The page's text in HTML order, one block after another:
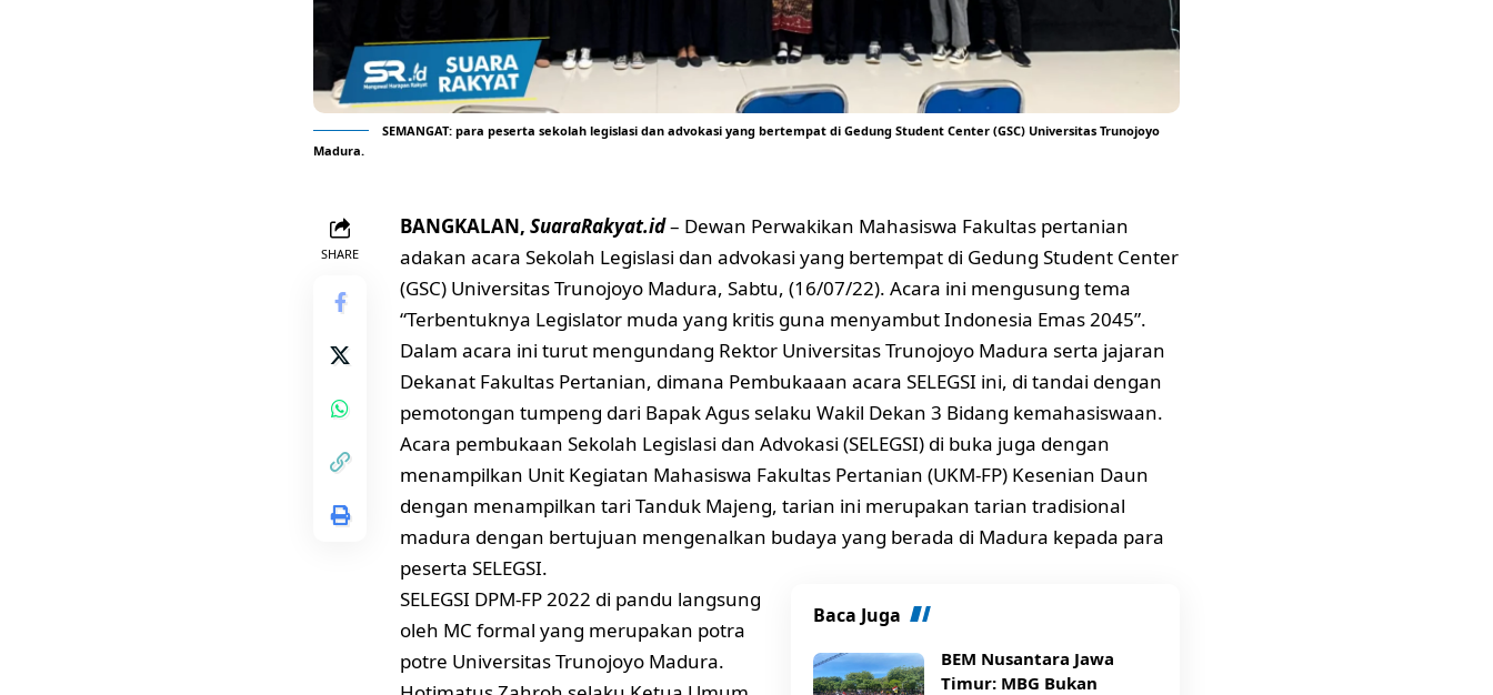
SEMANGAT: para peserta sekolah legislasi dan advokasi yang bertempat di Gedung Student Center (GSC) Universitas Trunojoyo
Madura.
SHARE
BANGKALAN, SuaraRakyat.id– Dewan Perwakikan Mahasiswa Fakultas pertanian
adakan acara Sekolah Legislasi dan advokasi yang bertempat di Gedung Student Center
(GSC) Universitas Trunojoyo Madura, Sabtu, (16/07/22). Acara ini mengusung tema
“Terbentuknya Legislator muda yang kritis guna menyambut Indonesia Emas 2045”.
Dalam acara ini turut mengundang Rektor Universitas Trunojoyo Madura serta jajaran
Dekanat Fakultas Pertanian, dimana Pembukaaan acara SELEGSI ini, di tandai dengan
pemotongan tumpeng dari Bapak Agus selaku Wakil Dekan 3 Bidang kemahasiswaan.
Acara pembukaan Sekolah Legislasi dan Advokasi (SELEGSI) di buka juga dengan
menampilkan Unit Kegiatan Mahasiswa Fakultas Pertanian (UKM-FP) Kesenian Daun
dengan menampilkan tari Tanduk Majeng, tarian ini merupakan tarian tradisional
madura dengan bertujuan mengenalkan budaya yang berada di Madura kepada para
peserta SELEGSI.
Baca Juga
BEM Nusantara Jawa
Timur: MBG Bukan
SELEGSI DPM-FP 2022 di pandu langsung
oleh MC formal yang merupakan potra
potre Universitas Trunojoyo Madura.